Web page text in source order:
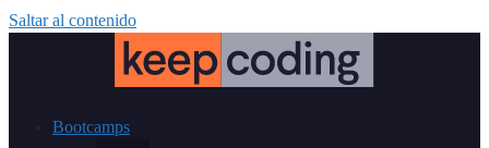
Saltar al contenido
Bootcamps